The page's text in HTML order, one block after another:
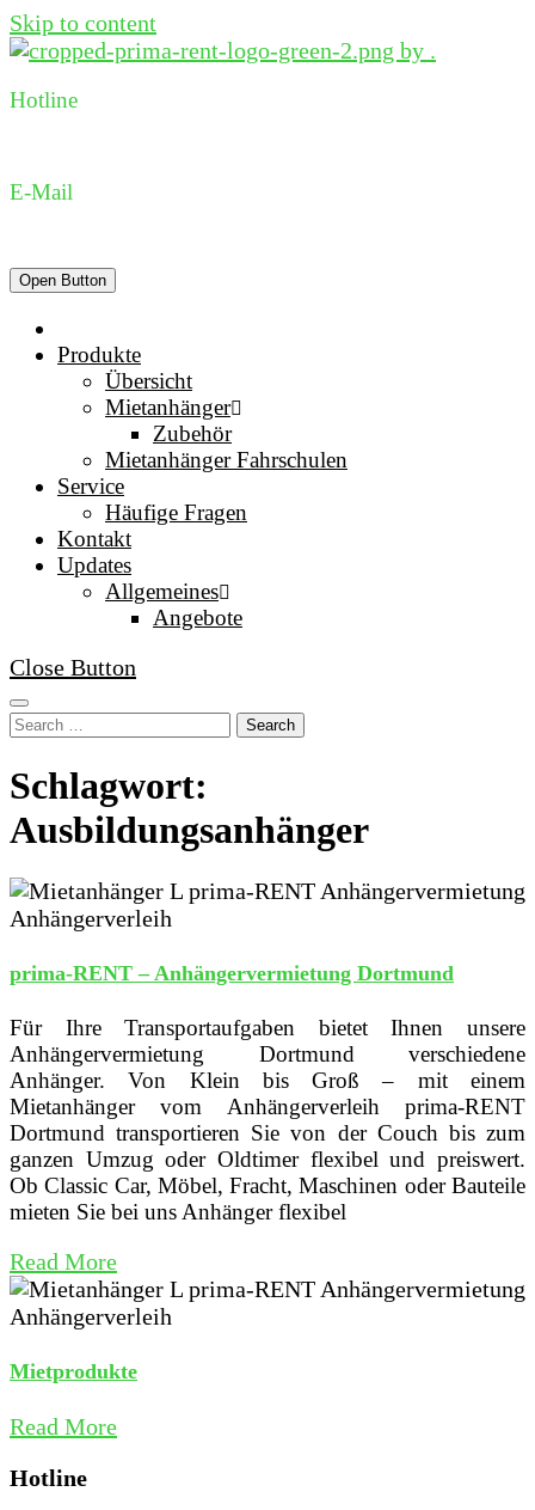
Skip to content
Hotline
E-Mail
Open Button
Produkte
Übersicht
Mietanhänger
Zubehör
Mietanhänger Fahrschulen
Service
Häufige Fragen
Kontakt
Updates
Allgemeines
Angebote
Close Button
Search
Schlagwort:
Ausbildungsanhänger
prima-RENT – Anhängervermietung Dortmund
Für Ihre Transportaufgaben bietet Ihnen unsere
Anhängervermietung Dortmund verschiedene
Anhänger. Von Klein bis Groß – mit einem
Mietanhänger vom Anhängerverleih prima-RENT
Dortmund transportieren Sie von der Couch bis zum
ganzen Umzug oder Oldtimer flexibel und preiswert.
Ob Classic Car, Möbel, Fracht, Maschinen oder Bauteile
mieten Sie bei uns Anhänger flexibel
Read More
Mietprodukte
Read More
Hotline